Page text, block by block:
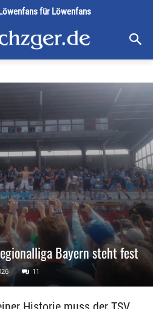
für Löwenfans
Bayern steht fest
11